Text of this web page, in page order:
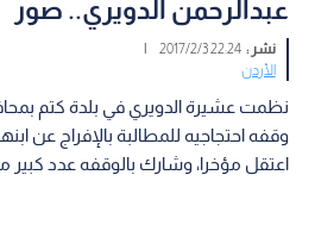
عبدالرحمن الدويري.. صور
نشر :22:24 2017/2/3
|
الأردن
نظمت عشيرة الدويري في بلدة كتم
وقفه احتجاجيه للمطالبة بالإفراج عن
اعتقل مؤخرا، وشارك بالوقفه عدد كبير من